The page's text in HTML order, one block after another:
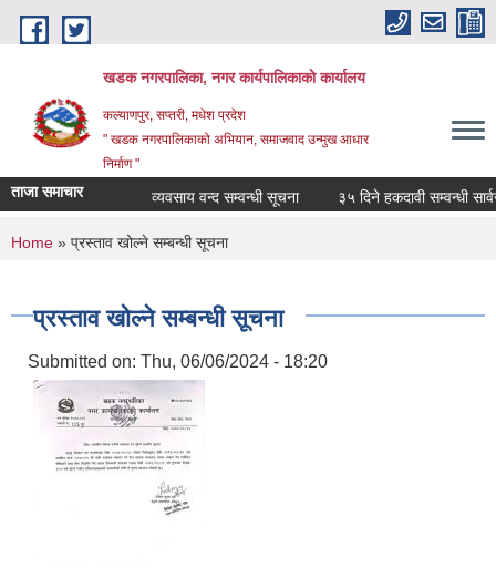
Skip to main content
खडक नगरपालिका, नगर कार्यपालिकाकाे कार्यालय
कल्याणपुर, सप्तरी, मधेश प्रदेश
" खडक नगरपालिकाको अभियान, समाजवाद उन्मुख आधार
निर्माण "
ताजा समाचार व्यवसाय वन्द सम्वन्धी सूचना ३५ दिने हकदावी सम्वन्धी
You are here
Home » प्रस्ताव खोल्ने सम्बन्धी सूचना
प्रस्ताव खोल्ने सम्बन्धी सूचना
Submitted on: Thu, 06/06/2024 - 18:20